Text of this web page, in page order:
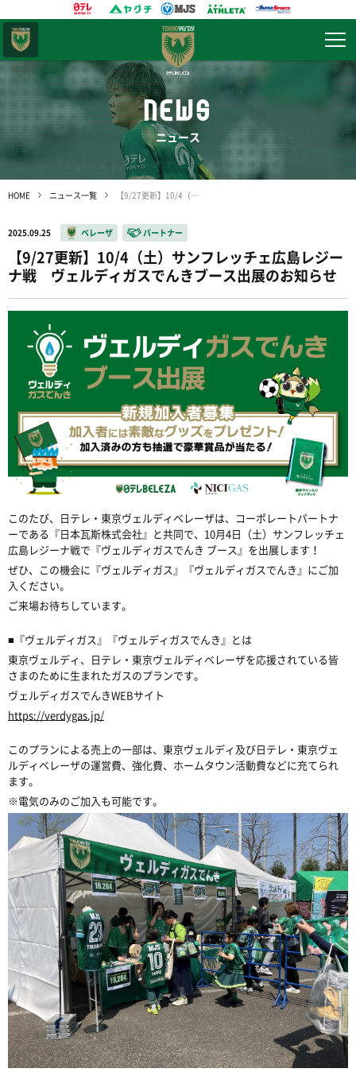
NEWS
ニュース
HOME ニュース一覧 【9/27更新】10/4（土）サンフレッチェ広島レジーナ戦 ヴェルディガスでんきブース出展のお知らせ
2025.09.25 ベレーザ パートナー
【9/27更新】10/4（土）サンフレッチェ広島レジー
ナ戦 ヴェルディガスでんきブース出展のお知らせ
このたび、日テレ・東京ヴェルディベレーザは、コーポレートパートナ
ーである『日本瓦斯株式会社』と共同で、10月4日（土）サンフレッチェ
広島レジーナ戦で『ヴェルディガスでんき ブース』を出展します！
ぜひ、この機会に『ヴェルディガス』『ヴェルディガスでんき』にご加
入ください。
ご来場お待ちしています。
■『ヴェルディガス』『ヴェルディガスでんき』とは
東京ヴェルディ、日テレ・東京ヴェルディベレーザを応援されている皆
さまのために生まれたガスのプランです。
ヴェルディガスでんきWEBサイト
https://verdygas.jp/
このプランによる売上の一部は、東京ヴェルディ及び日テレ・東京ヴェ
ルディベレーザの運営費、強化費、ホームタウン活動費などに充てられ
ます。
※電気のみのご加入も可能です。